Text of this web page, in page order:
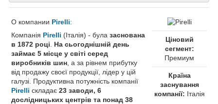
О компании Pirelli:
Компанія Pirelli (Італія) - була заснована
в 1872 році
На сьогоднішній день
займає 5 місце у світі серед
виробників шин , а за рівнем прибутку
від продажу своєї продукції, лідер у цій
галузі. Продуктивна потужність компанії
Pirelli складає 23 заводи, 6
дослідницьких центрів та понад 38
Ціновий
сегмент:
Премиум
Країна
заснування
компанії: Італія